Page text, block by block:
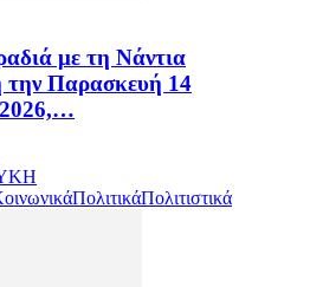
με τη Νάντια
την Παρασκευή 14
ΠολιτικάΠολιτιστικά